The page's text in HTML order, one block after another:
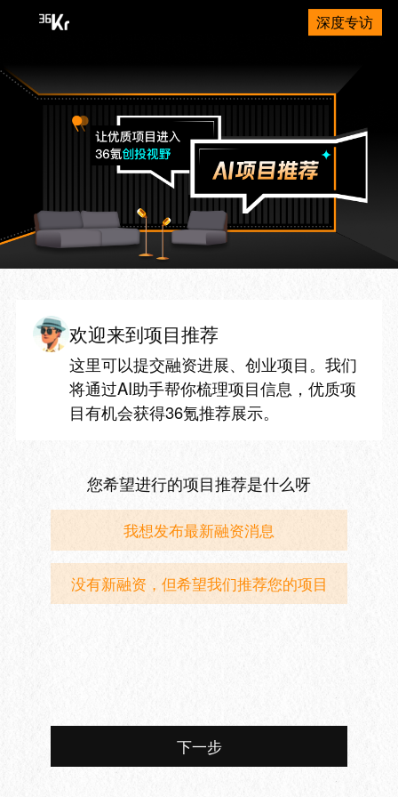
深度专访
欢迎来到项目推荐
这里可以提交融资进展、创业项目。我们
将通过AI助手帮你梳理项目信息，优质项
目有机会获得36氪推荐展示。
您希望进行的项目推荐是什么呀
我想发布最新融资消息
没有新融资，但希望我们推荐您的项目
下一步